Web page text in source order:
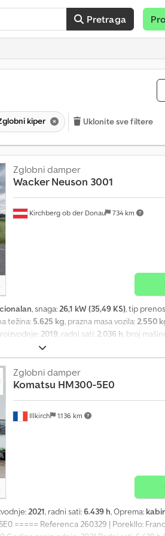
Pretraga
kiper Uklonite sve filtere
Kirchberg ob der Donau 734 km
Zglobni damper
Wacker Neuson 3001
, snaga:26,1 kW (35,49 KS), tip
težina: 5.625 kg, prazna masa vozila:2.550
2019, radni sati: 2.036 h, broj
, Ugao upravljanja 37°, preklopna
za prevoz, minimalni prečnik okretanja
Illkirch 1.136 km
Zglobni damper
Komatsu HM300-5E0
2021, radni sati:6.439 h, Oprema:
===== Referenca 260329 | Porekllo:
o
d
1
4
0
.
0
0
0
k
u